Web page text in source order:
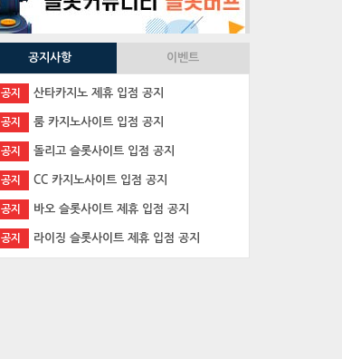
공지사항 이벤트
공지 산타카지노 제휴 입점 공지
공지 룸 카지노사이트 입점 공지
공지 돌리고 슬롯사이트 입점 공지
공지 CC 카지노사이트 입점 공지
공지 바오 슬롯사이트 제휴 입점 공지
공지 라이징 슬롯사이트 제휴 입점 공지